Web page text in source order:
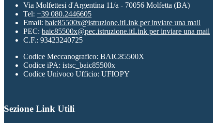
Via Molfettesi d'Argentina 11/a - 70056 Molfetta (BA)
Tel: +39 080.2446605
Email: baic85500x@istruzione.itLink per inviare una mail
PEC: baic85500x@pec.istruzione.itLink per inviare una mail
C.F.: 93423240725
Codice Meccanografico: BAIC85500X
Codice iPA: istsc_baic85500x
Codice Univoco Ufficio: UFIOPY
Sezione Link Utili